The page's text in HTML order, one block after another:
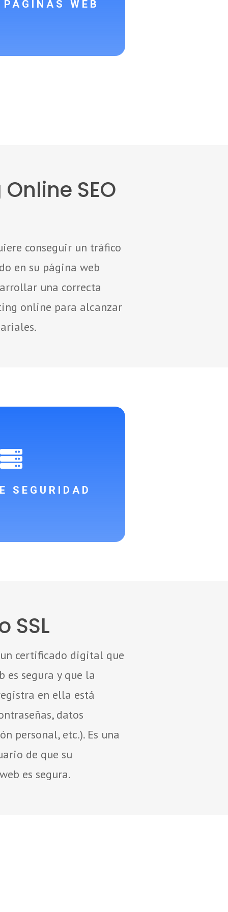
WEB
SEO
conseguir un tráfico
en su página web
una correcta
online para alcanzar

SEGURIDAD
SSL
certificado digital que
es segura y que la
en ella está
datos
personal, etc.). Es una
de que su
es segura.